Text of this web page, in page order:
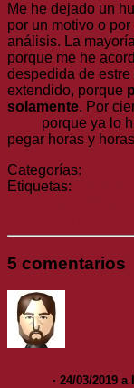
Me he dejado un
por un motivo o
análisis. La
porque me he
despedida de
extendido, porque
solamente. Por
porque ya lo
pegar horas y
Categorías:
Etiquetas:
5 comentarios
· 24/03/2019 a